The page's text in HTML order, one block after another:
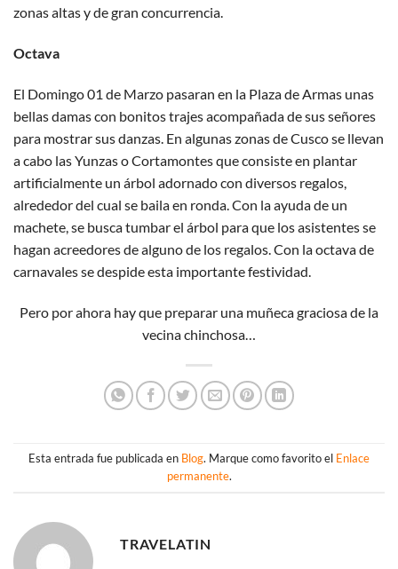
zonas altas y de gran concurrencia.
Octava
El Domingo 01 de Marzo pasaran en la Plaza de Armas unas
bellas damas con bonitos trajes acompañada de sus señores
para mostrar sus danzas. En algunas zonas de Cusco se llevan
a cabo las Yunzas o Cortamontes que consiste en plantar
artificialmente un árbol adornado con diversos regalos,
alrededor del cual se baila en ronda. Con la ayuda de un
machete, se busca tumbar el árbol para que los asistentes se
hagan acreedores de alguno de los regalos. Con la octava de
carnavales se despide esta importante festividad.
Pero por ahora hay que preparar una muñeca graciosa de la
vecina chinchosa…
Esta entrada fue publicada en Blog. Marque como favorito el Enlace
permanente.
TRAVELATIN